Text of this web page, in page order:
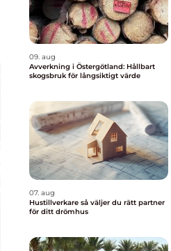
09. aug
Avverkning i Östergötland: Hållbart
skogsbruk för långsiktigt värde
07. aug
Hustillverkare så väljer du rätt partner
för ditt drömhus